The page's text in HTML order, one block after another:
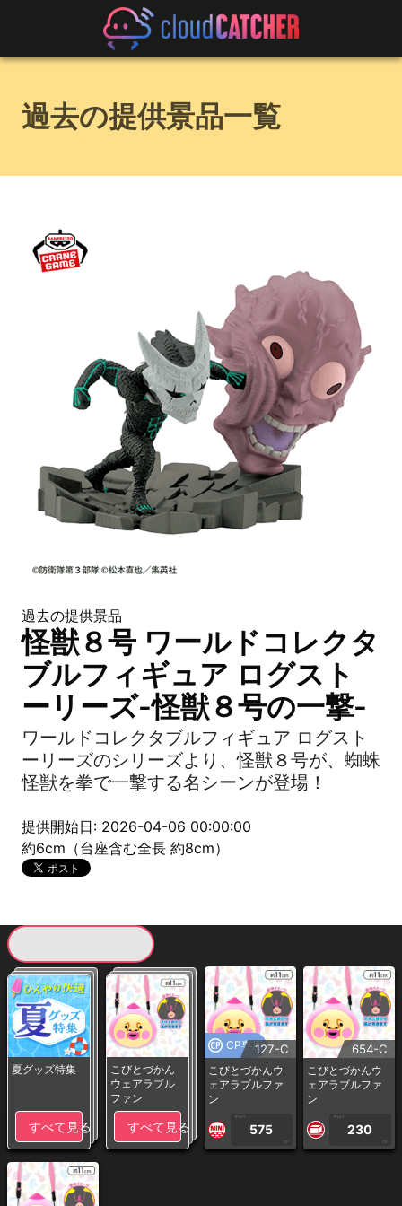
過去の提供景品一覧
過去の提供景品
怪獣８号 ワールドコレクタ
ブルフィギュア ログスト
ーリーズ-怪獣８号の一撃-
ワールドコレクタブルフィギュア ログスト
ーリーズのシリーズより、怪獣８号が、蜘蛛
怪獣を拳で一撃する名シーンが登場！
提供開始日: 2026-04-06 00:00:00
約6cm（台座含む全長 約8cm）
夏グッズ特集
すべて見る
こびとづかん
ウェアラブル
ファン
すべて見る
CP専用127-C
こびとづかんウ
ェアラブルファ
ン
1PLAY
575
CP
654-C
こびとづかんウ
ェアラブルファ
ン
1PLAY
230
CP